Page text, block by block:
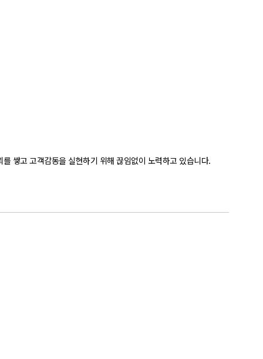
쌓고 고객감동을 실현하기 위해 끊임없이 노력하고 있습니다.